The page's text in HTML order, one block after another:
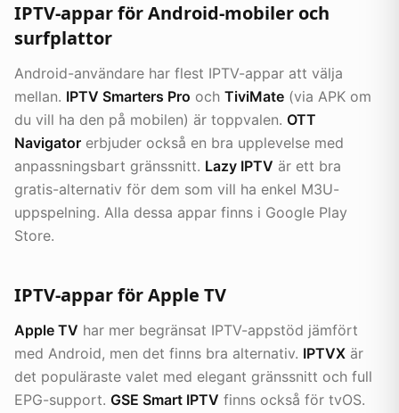
IPTV-appar för Android-mobiler och
surfplattor
Android-användare har flest IPTV-appar att välja
mellan. IPTV Smarters Pro och TiviMate (via APK om
du vill ha den på mobilen) är toppvalen. OTT
Navigator erbjuder också en bra upplevelse med
anpassningsbart gränssnitt. Lazy IPTV är ett bra
gratis-alternativ för dem som vill ha enkel M3U-
uppspelning. Alla dessa appar finns i Google Play
Store.
IPTV-appar för Apple TV
Apple TV har mer begränsat IPTV-appstöd jämfört
med Android, men det finns bra alternativ. IPTVX är
det populäraste valet med elegant gränssnitt och full
EPG-support. GSE Smart IPTV finns också för tvOS.